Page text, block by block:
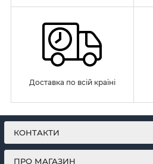
Доставка по всій країні
КОНТАКТИ
ПРО МАГАЗИН